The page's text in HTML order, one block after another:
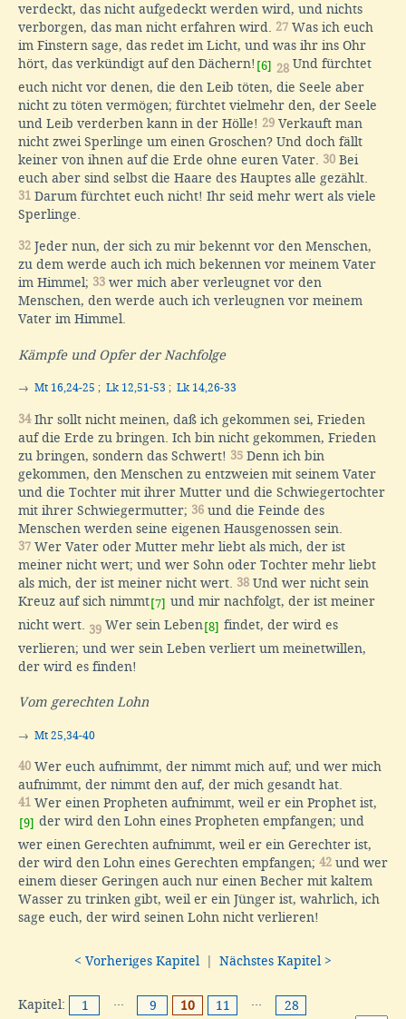
verdeckt, das nicht aufgedeckt werden wird, und nichts
verborgen, das man nicht erfahren wird. 27 Was ich euch
im Finstern sage, das redet im Licht, und was ihr ins Ohr
hört, das verkündigt auf den Dächern! [6] 28 Und fürchtet
euch nicht vor denen, die den Leib töten, die Seele aber
nicht zu töten vermögen; fürchtet vielmehr den, der Seele
und Leib verderben kann in der Hölle! 29 Verkauft man
nicht zwei Sperlinge um einen Groschen? Und doch fällt
keiner von ihnen auf die Erde ohne euren Vater. 30 Bei
euch aber sind selbst die Haare des Hauptes alle gezählt.
31 Darum fürchtet euch nicht! Ihr seid mehr wert als viele
Sperlinge.
32 Jeder nun, der sich zu mir bekennt vor den Menschen,
zu dem werde auch ich mich bekennen vor meinem Vater
im Himmel; 33 wer mich aber verleugnet vor den
Menschen, den werde auch ich verleugnen vor meinem
Vater im Himmel.
Kämpfe und Opfer der Nachfolge
→ Mt 16,24-25 ; Lk 12,51-53 ; Lk 14,26-33
34Ihr sollt nicht meinen, daß ich gekommen sei, Frieden
auf die Erde zu bringen. Ich bin nicht gekommen, Frieden
zu bringen, sondern das Schwert! 35 Denn ich bin
gekommen, den Menschen zu entzweien mit seinem Vater
und die Tochter mit ihrer Mutter und die Schwiegertochter
mit ihrer Schwiegermutter; 36 und die Feinde des
Menschen werden seine eigenen Hausgenossen sein.
37 Wer Vater oder Mutter mehr liebt als mich, der ist
meiner nicht wert; und wer Sohn oder Tochter mehr liebt
als mich, der ist meiner nicht wert. 38 Und wer nicht sein
Kreuz auf sich nimmt[7] und mir nachfolgt, der ist meiner
nicht wert. 39 Wer sein Leben [8] findet, der wird es
verlieren; und wer sein Leben verliert um meinetwillen,
der wird es finden!
Vom gerechten Lohn
→ Mt 25,34-40
40 Wer euch aufnimmt, der nimmt mich auf; und wer mich
aufnimmt, der nimmt den auf, der mich gesandt hat.
41 Wer einen Propheten aufnimmt, weil er ein Prophet ist,
[9] der wird den Lohn eines Propheten empfangen; und
wer einen Gerechten aufnimmt, weil er ein Gerechter ist,
der wird den Lohn eines Gerechten empfangen; 42 und wer
einem dieser Geringen auch nur einen Becher mit kaltem
Wasser zu trinken gibt, weil er ein Jünger ist, wahrlich, ich
sage euch, der wird seinen Lohn nicht verlieren!
< Vorheriges Kapitel Nächstes Kapitel >
Kapitel: 1 ··· 9 10 11 ··· 28